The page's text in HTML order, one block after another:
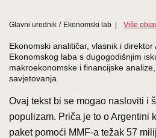
Glavni urednik / Ekonomski lab Više
Ekonomski analitičar, vlasnik i
Ekonomskog laba s dugogodišnjim
makroekonomske i financijske
savjetovanja.
Ovaj tekst bi se mogao nasloviti i
populizam. Priča je to o Argentini
paket pomoći MMF-a težak 57